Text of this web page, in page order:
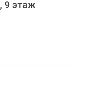
, 9 этаж